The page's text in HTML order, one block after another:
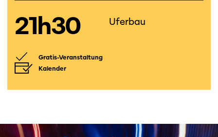
21h30 Uferbau
Gratis-Veranstaltung
Kalender